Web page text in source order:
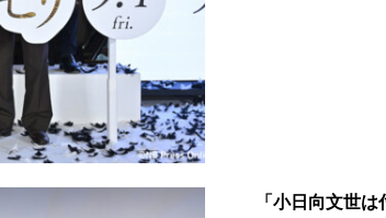
「小日向文世